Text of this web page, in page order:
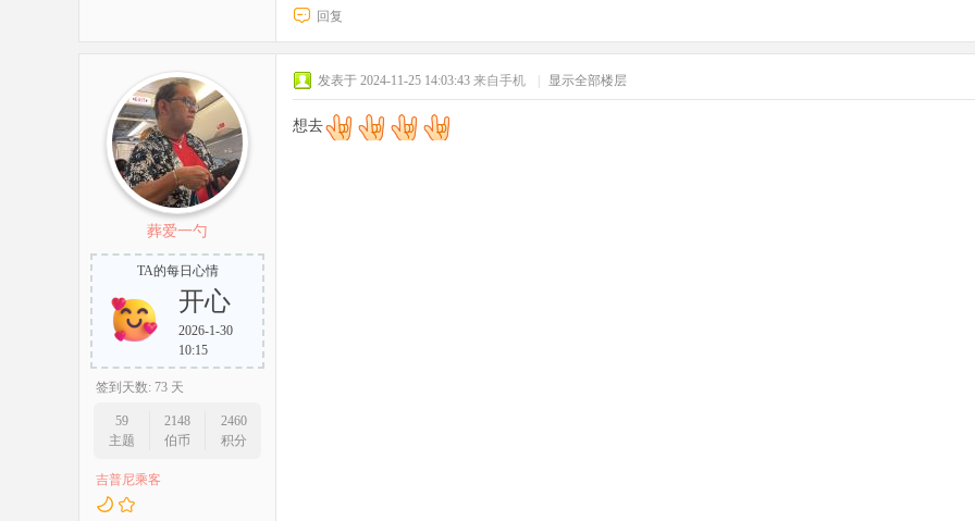
回复
葬爱一勺
TA的每日心情
开心
2026-1-30
10:15
签到天数: 73 天
59
主题
2148
伯币
2460
积分
吉普尼乘客
发表于 2024-11-25 14:03:43 来自手机 显示全部楼层
想去